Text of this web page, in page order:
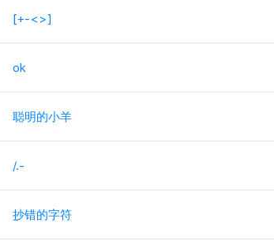
[+-<>]
ok
聪明的小羊
/.-
抄错的字符